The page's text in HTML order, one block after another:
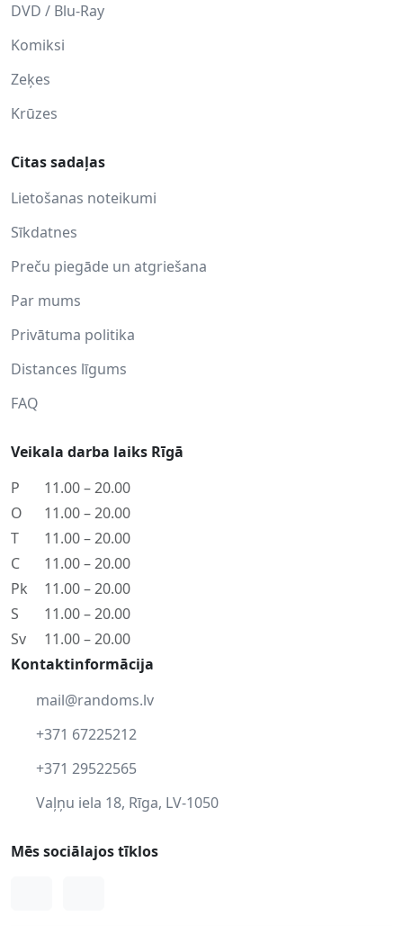
DVD / Blu-Ray
Komiksi
Zeķes
Krūzes
Citas sadaļas
Lietošanas noteikumi
Sīkdatnes
Preču piegāde un atgriešana
Par mums
Privātuma politika
Distances līgums
FAQ
Veikala darba laiks Rīgā
P
11.00 – 20.00
O
11.00 – 20.00
T
11.00 – 20.00
C
11.00 – 20.00
Pk
11.00 – 20.00
S
11.00 – 20.00
Sv
11.00 – 20.00
Kontaktinformācija
mail@randoms.lv
+371 67225212
+371 29522565
Vaļņu iela 18, Rīga, LV-1050
Mēs sociālajos tīklos